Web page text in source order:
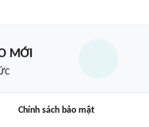
MỚI
Chính sách bảo mật